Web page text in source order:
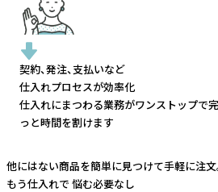
契約、発注、支払いなど
仕入れプロセスが効率化
仕入れにまつわる業務がワンストップで完
っと時間を割けます
他にはない商品を簡単に見つけて手軽に注文
もう仕入れで 悩む必要なし